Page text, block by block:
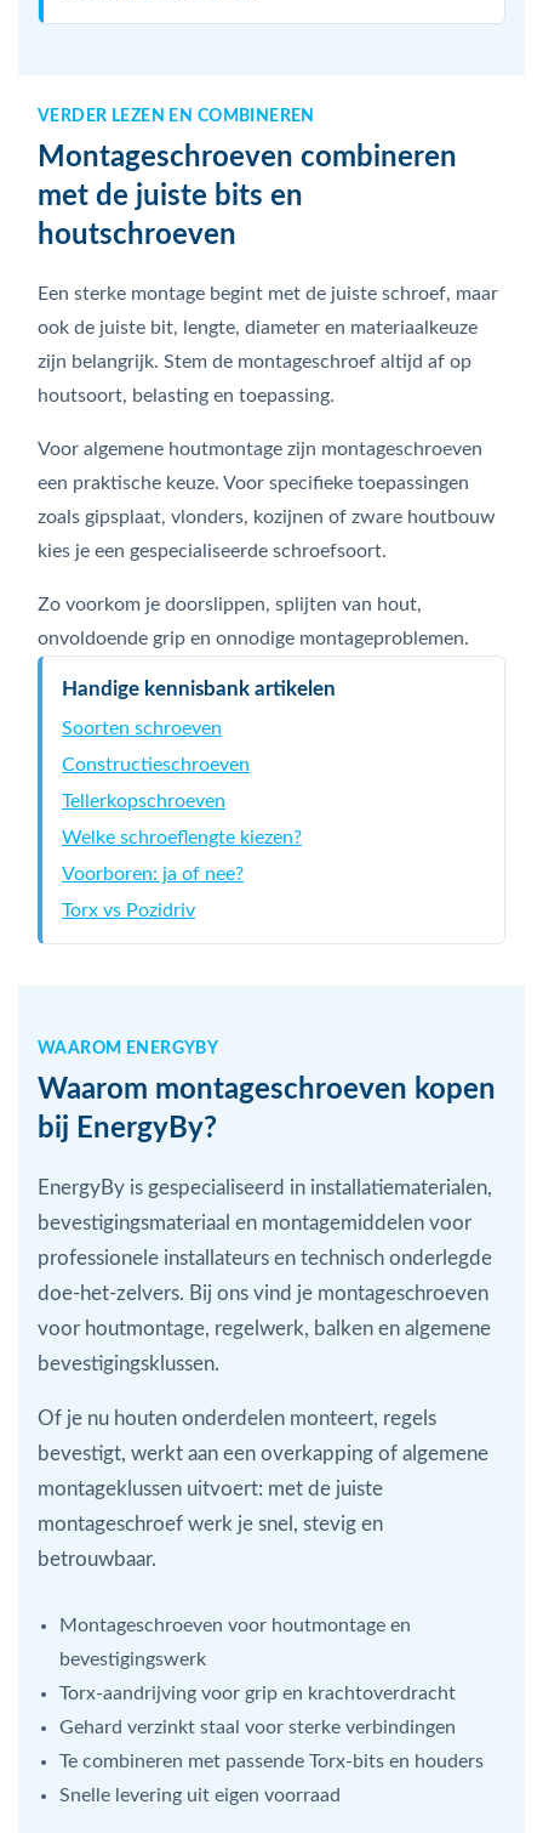
VERDER LEZEN EN COMBINEREN
Montageschroeven combineren
met de juiste bits en
houtschroeven
Een sterke montage begint met de juiste schroef, maar
ook de juiste bit, lengte, diameter en materiaalkeuze
zijn belangrijk. Stem de montageschroef altijd af op
houtsoort, belasting en toepassing.
Voor algemene houtmontage zijn montageschroeven
een praktische keuze. Voor specifieke toepassingen
zoals gipsplaat, vlonders, kozijnen of zware houtbouw
kies je een gespecialiseerde schroefsoort.
Zo voorkom je doorslippen, splijten van hout,
onvoldoende grip en onnodige montageproblemen.
Handige kennisbank artikelen
Soorten schroeven
Constructieschroeven
Tellerkopschroeven
Welke schroeflengte kiezen?
Voorboren: ja of nee?
Torx vs Pozidriv
WAAROM ENERGYBY
Waarom montageschroeven kopen
bij EnergyBy?
EnergyBy is gespecialiseerd in installatiematerialen,
bevestigingsmateriaal en montagemiddelen voor
professionele installateurs en technisch onderlegde
doe-het-zelvers. Bij ons vind je montageschroeven
voor houtmontage, regelwerk, balken en algemene
bevestigingsklussen.
Of je nu houten onderdelen monteert, regels
bevestigt, werkt aan een overkapping of algemene
montageklussen uitvoert: met de juiste
montageschroef werk je snel, stevig en
betrouwbaar.
Montageschroeven voor houtmontage en
bevestigingswerk
Torx-aandrijving voor grip en krachtoverdracht
Gehard verzinkt staal voor sterke verbindingen
Te combineren met passende Torx-bits en houders
Snelle levering uit eigen voorraad